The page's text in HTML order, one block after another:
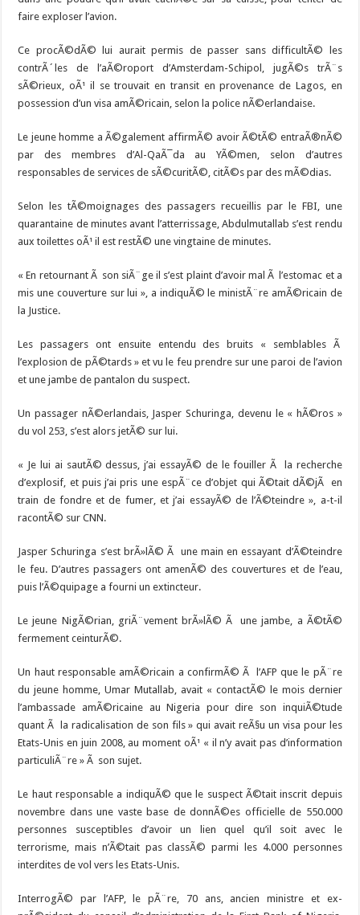
faire exploser l’avion.
Ce procÃ©dÃ© lui aurait permis de passer sans difficultÃ© les
contrÃ´les de l’aÃ©roport d’Amsterdam-Schipol, jugÃ©s trÃ¨s
sÃ©rieux, oÃ¹ il se trouvait en transit en provenance de Lagos, en
possession d’un visa amÃ©ricain, selon la police nÃ©erlandaise.
Le jeune homme a Ã©galement affirmÃ© avoir Ã©tÃ© entraÃ®nÃ©
par des membres d’Al-QaÃ¯da au YÃ©men, selon d’autres
responsables de services de sÃ©curitÃ©, citÃ©s par des mÃ©dias.
Selon les tÃ©moignages des passagers recueillis par le FBI, une
quarantaine de minutes avant l’atterrissage, Abdulmutallab s’est rendu
aux toilettes oÃ¹ il est restÃ© une vingtaine de minutes.
« En retournant Ã son siÃ¨ge il s’est plaint d’avoir mal Ã l’estomac et a
mis une couverture sur lui », a indiquÃ© le ministÃ¨re amÃ©ricain de
la Justice.
Les passagers ont ensuite entendu des bruits « semblables Ã
l’explosion de pÃ©tards » et vu le feu prendre sur une paroi de l’avion
et une jambe de pantalon du suspect.
Un passager nÃ©erlandais, Jasper Schuringa, devenu le « hÃ©ros »
du vol 253, s’est alors jetÃ© sur lui.
« Je lui ai sautÃ© dessus, j’ai essayÃ© de le fouiller Ã la recherche
d’explosif, et puis j’ai pris une espÃ¨ce d’objet qui Ã©tait dÃ©jÃ en
train de fondre et de fumer, et j’ai essayÃ© de l’Ã©teindre », a-t-il
racontÃ© sur CNN.
Jasper Schuringa s’est brÃ»lÃ© Ã une main en essayant d’Ã©teindre
le feu. D’autres passagers ont amenÃ© des couvertures et de l’eau,
puis l’Ã©quipage a fourni un extincteur.
Le jeune NigÃ©rian, griÃ¨vement brÃ»lÃ© Ã une jambe, a Ã©tÃ©
fermement ceinturÃ©.
Un haut responsable amÃ©ricain a confirmÃ© Ã l’AFP que le pÃ¨re
du jeune homme, Umar Mutallab, avait « contactÃ© le mois dernier
l’ambassade amÃ©ricaine au Nigeria pour dire son inquiÃ©tude
quant Ã la radicalisation de son fils » qui avait reÃ§u un visa pour les
Etats-Unis en juin 2008, au moment oÃ¹ « il n’y avait pas d’information
particuliÃ¨re » Ã son sujet.
Le haut responsable a indiquÃ© que le suspect Ã©tait inscrit depuis
novembre dans une vaste base de donnÃ©es officielle de 550.000
personnes susceptibles d’avoir un lien quel qu’il soit avec le
terrorisme, mais n’Ã©tait pas classÃ© parmi les 4.000 personnes
interdites de vol vers les Etats-Unis.
InterrogÃ© par l’AFP, le pÃ¨re, 70 ans, ancien ministre et ex-